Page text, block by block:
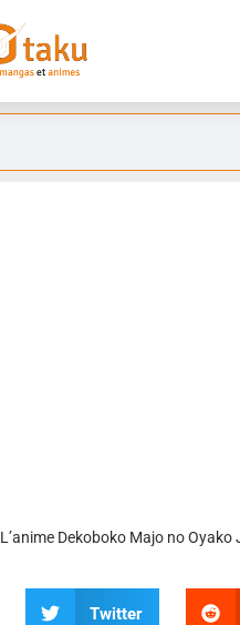
L’anime Dekoboko Majo no
Twitter